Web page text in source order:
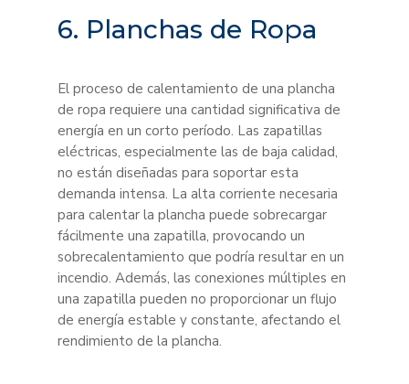
6. Planchas de Ropa
El proceso de calentamiento de una plancha
de ropa requiere una cantidad significativa de
energía en un corto período. Las zapatillas
eléctricas, especialmente las de baja calidad,
no están diseñadas para soportar esta
demanda intensa. La alta corriente necesaria
para calentar la plancha puede sobrecargar
fácilmente una zapatilla, provocando un
sobrecalentamiento que podría resultar en un
incendio. Además, las conexiones múltiples en
una zapatilla pueden no proporcionar un flujo
de energía estable y constante, afectando el
rendimiento de la plancha.